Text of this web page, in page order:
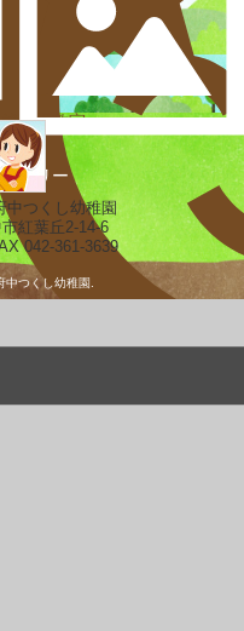
園児教室
ラリー
つくし幼稚園
紅葉丘2-14-6
042-361-3639
つくし幼稚園.